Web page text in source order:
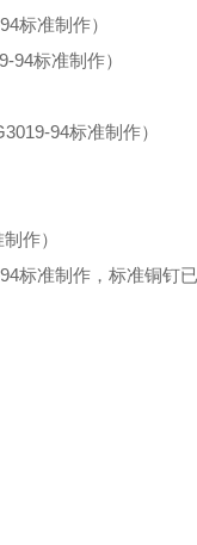
标准制作）
94标准制作）
94标准制作）
作）
标准制作，标准铜钉已